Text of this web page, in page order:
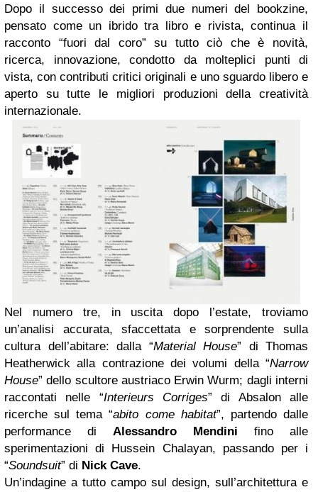
Dopo il successo dei primi due numeri del bookzine,
pensato come un ibrido tra libro e rivista, continua il
racconto “fuori dal coro” su tutto ciò che è novità,
ricerca, innovazione, condotto da molteplici punti di
vista, con contributi critici originali e uno sguardo libero e
aperto su tutte le migliori produzioni della creatività
internazionale.
Nel numero tre, in uscita dopo l’estate, troviamo
un’analisi accurata, sfaccettata e sorprendente sulla
cultura dell’abitare: dalla “Material House” di Thomas
Heatherwick alla contrazione dei volumi della “Narrow
House” dello scultore austriaco Erwin Wurm; dagli interni
raccontati nelle “Interieurs Corriges” di Absalon alle
ricerche sul tema “abito come habitat”, partendo dalle
performance di Alessandro Mendini fino alle
sperimentazioni di Hussein Chalayan, passando per i
“Soundsuit” di Nick Cave.
Un’indagine a tutto campo sul design, sull’architettura e